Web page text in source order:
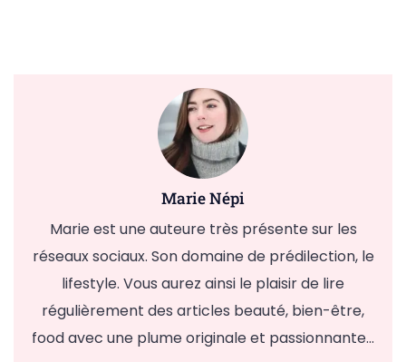
Marie Népi
Marie est une auteure très présente sur les
réseaux sociaux. Son domaine de prédilection, le
lifestyle. Vous aurez ainsi le plaisir de lire
régulièrement des articles beauté, bien-être,
food avec une plume originale et passionnante...